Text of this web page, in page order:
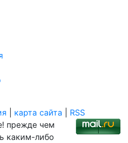
карта сайта
RSS
прежде чем
каким-либо